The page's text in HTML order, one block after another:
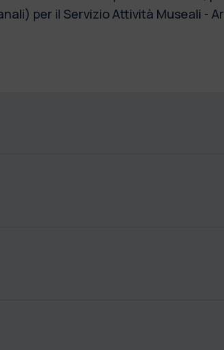
per il Servizio Attività Museali -